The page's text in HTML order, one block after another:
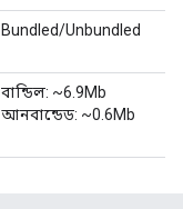
Bundled/Unbundled
বান্ডিল: ~6.9Mb
আনবান্ডেড: ~0.6Mb